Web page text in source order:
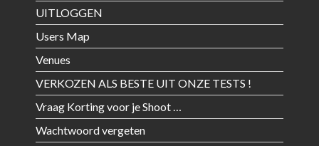
UITLOGGEN
Users Map
Venues
VERKOZEN ALS BESTE UIT ONZE TESTS !
Vraag Korting voor je Shoot …
Wachtwoord vergeten